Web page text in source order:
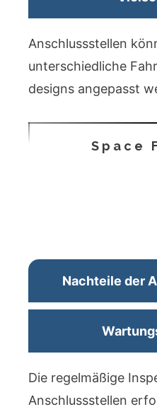
Anschlussstellen
unterschiedliche
designs angepasst
Space
Nachteile der
Die regelmäßige
Anschlussstellen